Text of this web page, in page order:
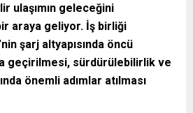
ulaşımın geleceğini
araya geliyor. İş birliği
şarj altyapısında öncü
geçirilmesi, sürdürülebilirlik ve
önemli adımlar atılması